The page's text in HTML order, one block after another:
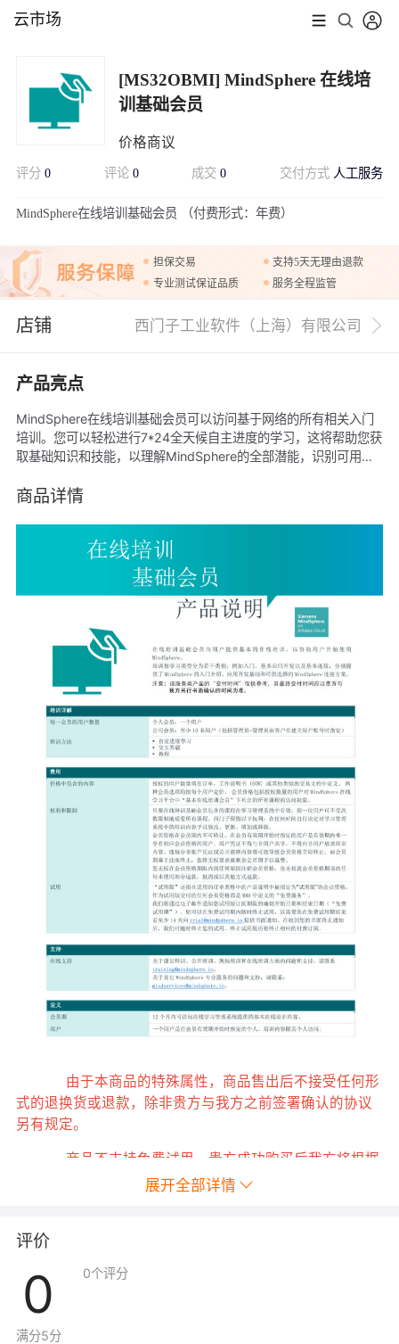
云市场
[MS32OBMI] MindSphere 在线培
训基础会员
价格商议
评分 0 评论 0 成交0 交付方式 人工服务
MindSphere在线培训基础会员 （付费形式：年费）
担保交易
支持5天无理由退款
专业测试保证品质
服务全程监管
店铺 西门子工业软件（上海）有限公司
产品亮点
MindSphere在线培训基础会员可以访问基于网络的所有相关入门
培训。您可以轻松进行7*24全天候自主进度的学习，这将帮助您获
取基础知识和技能，以理解MindSphere的全部潜能，识别可用的
商品详情
由于本商品的特殊属性，商品售出后不接受任何形
式的退换货或退款，除非贵方与我方之前签署确认的协议
另有规定。
商品不支持免费试用，贵方成功购买后我方将根据
贵方与我方之间签署确认的协议的规定为您提供相应的商
本网页所有信息仅供参考，所有内容最终以贵方与
展开全部详情
评价
0
满分5分
0个评分